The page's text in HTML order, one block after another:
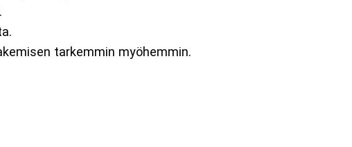
tarkemmin myöhemmin.